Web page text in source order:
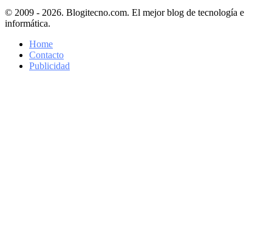
© 2009 - 2026. Blogitecno.com. El mejor blog de tecnología e
informática.
Home
Contacto
Publicidad